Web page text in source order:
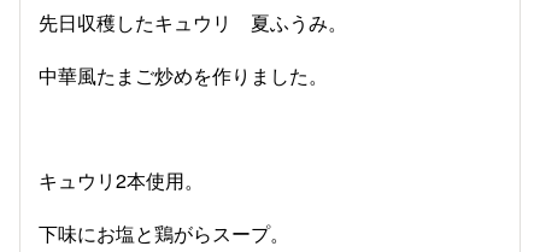
先日収穫したキュウリ 夏ふうみ。
中華風たまご炒めを作りました。
キュウリ2本使用。
下味にお塩と鶏がらスープ。